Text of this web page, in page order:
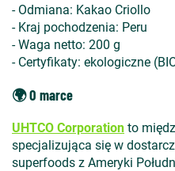
- Odmiana: Kakao Criollo
- Kraj pochodzenia: Peru
- Waga netto: 200 g
- Certyfikaty: ekologiczne
🌍 O marce
UHTCO Corporation to
specjalizująca się w
superfoods z Ameryki